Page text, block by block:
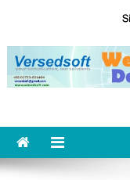
Daily